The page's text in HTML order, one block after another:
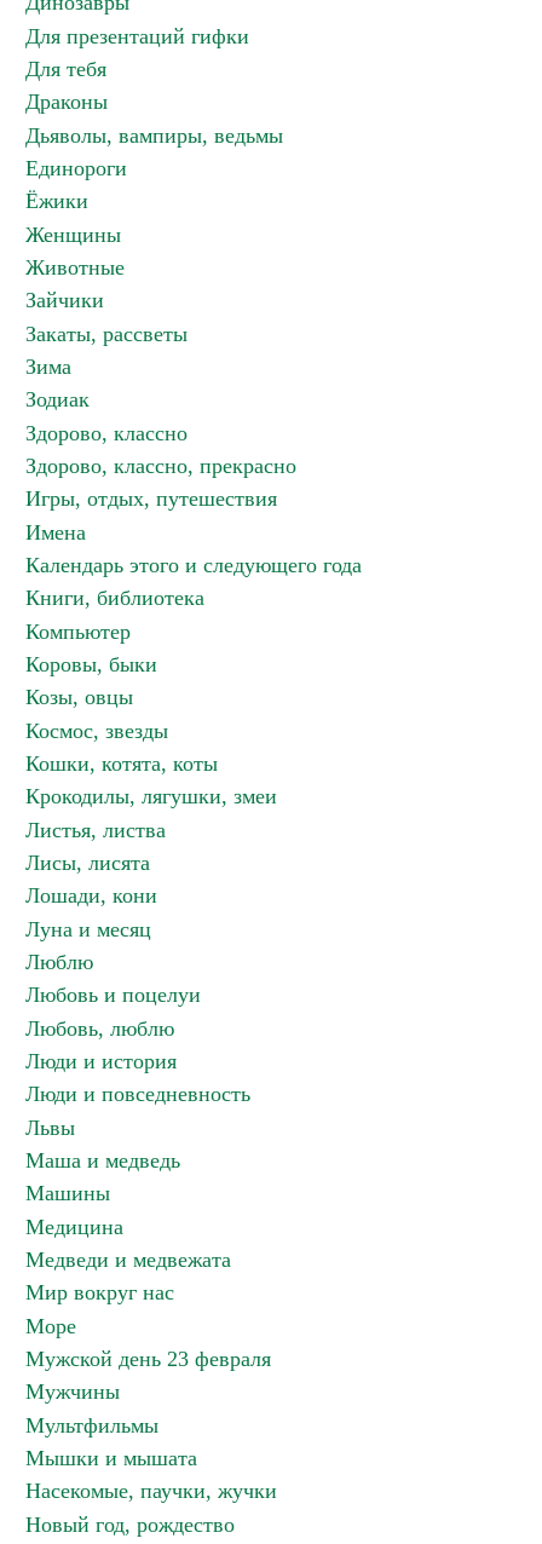
Для презентаций гифки
Для тебя
Драконы
Дьяволы, вампиры, ведьмы
Единороги
Ёжики
Женщины
Животные
Зайчики
Закаты, рассветы
Зима
Зодиак
Здорово, классно
Здорово, классно, прекрасно
Игры, отдых, путешествия
Имена
Календарь этого и следующего года
Книги, библиотека
Компьютер
Коровы, быки
Козы, овцы
Космос, звезды
Кошки, котята, коты
Крокодилы, лягушки, змеи
Листья, листва
Лисы, лисята
Лошади, кони
Луна и месяц
Люблю
Любовь и поцелуи
Любовь, люблю
Люди и история
Люди и повседневность
Львы
Маша и медведь
Машины
Медицина
Медведи и медвежата
Мир вокруг нас
Море
Мужской день 23 февраля
Мужчины
Мультфильмы
Мышки и мышата
Насекомые, паучки, жучки
Новый год, рождество